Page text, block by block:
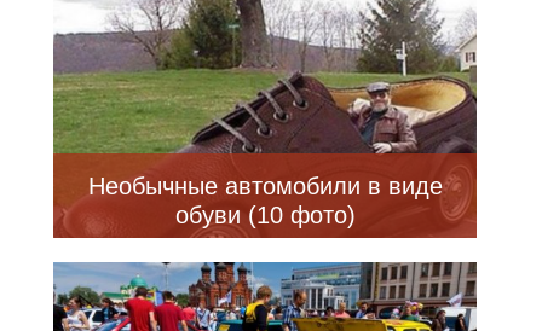
Необычные автомобили в виде
обуви (10 фото)